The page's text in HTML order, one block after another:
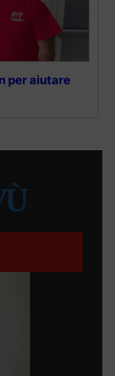
per aiutare